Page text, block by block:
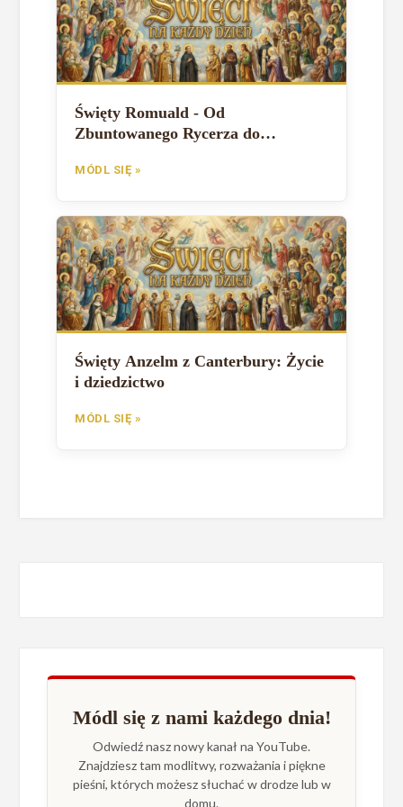
Święty Romuald - Od
Zbuntowanego Rycerza do
MÓDL SIĘ »
Święty Anzelm z Canterbury: Życie
i dziedzictwo
MÓDL SIĘ »
Módl się z nami każdego dnia!
Odwiedź nasz nowy kanał na YouTube.
Znajdziesz tam modlitwy, rozważania i piękne
pieśni, których możesz słuchać w drodze lub w
domu.